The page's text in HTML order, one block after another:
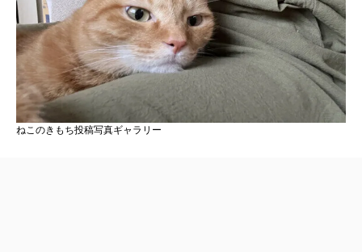
ねこのきもち投稿写真ギャラリー